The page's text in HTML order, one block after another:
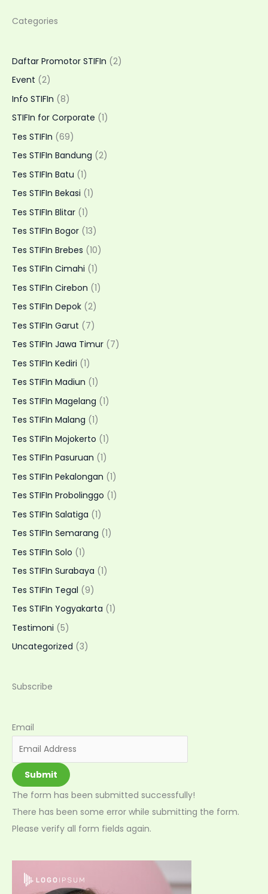
Tes
Sekolah
SMP
Muhammadiyah
31
Jakarta
Categories
Daftar Promotor STIFIn (2)
Event (2)
Info STIFIn (8)
STIFIn for Corporate (1)
Tes STIFIn (69)
Tes STIFIn Bandung (2)
Tes STIFIn Batu (1)
Tes STIFIn Bekasi (1)
Tes STIFIn Blitar (1)
Tes STIFIn Bogor (13)
Tes STIFIn Brebes (10)
Tes STIFIn Cimahi (1)
Tes STIFIn Cirebon (1)
Tes STIFIn Depok (2)
Tes STIFIn Garut (7)
Tes STIFIn Jawa Timur (7)
Tes STIFIn Kediri (1)
Tes STIFIn Madiun (1)
Tes STIFIn Magelang (1)
Tes STIFIn Malang (1)
Tes STIFIn Mojokerto (1)
Tes STIFIn Pasuruan (1)
Tes STIFIn Pekalongan (1)
Tes STIFIn Probolinggo (1)
Tes STIFIn Salatiga (1)
Tes STIFIn Semarang (1)
Tes STIFIn Solo (1)
Tes STIFIn Surabaya (1)
Tes STIFIn Tegal (9)
Tes STIFIn Yogyakarta (1)
Testimoni (5)
Uncategorized (3)
Subscribe
Email
Submit
The form has been submitted successfully!
There has been some error while submitting the form.
Please verify all form fields again.